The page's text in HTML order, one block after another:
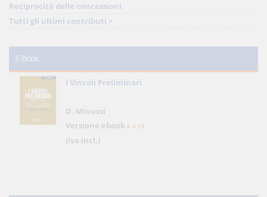
Reciprocità delle concessioni
Tutti gli ultimi contributi >
E-Book
I Vincoli Preliminari
D. Minussi
Versione ebook € 4,19
(iva incl.)